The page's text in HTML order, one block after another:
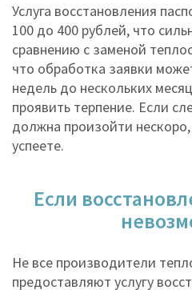
Услуга восстановления
100 до 400 рублей, что
сравнению с заменой
что обработка заявки
недель до нескольких
проявить терпение. Если
должна произойти нескоро,
успеете.
Если
Не все производители
предоставляют услугу